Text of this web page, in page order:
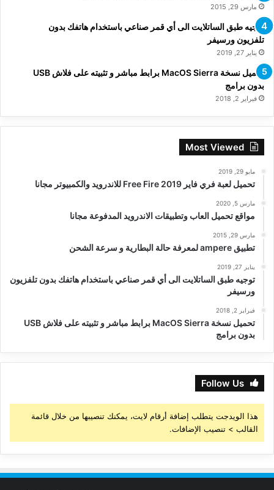
مارس 29, 2015
توجيه طبق الساتلايت الى أي قمر صناعي باستخدام هاتفك بدون
تلفزيون ورسيفر
يناير 27, 2019
تحميل نسخة MacOS Sierra برابط مباشر و تثبيته على فلاش USB
بدون برامج
فبراير 2, 2018
Most Viewed
مايو 29, 2019
تحميل لعبة فري فاير Free Fire 2019 للاندرويد والكمبيوتر مجانا
مارس 5, 2020
مواقع تحميل العاب وتطبيقات الاندرويد المدفوعة مجانا
مارس 29, 2015
تطبيق ampere لمعرفة حالة البطارية و سرعة الشحن
يناير 27, 2019
توجيه طبق الساتلايت الى أي قمر صناعي باستخدام هاتفك بدون تلفزيون
ورسيفر
فبراير 2, 2018
تحميل نسخة MacOS Sierra برابط مباشر و تثبيته على فلاش USB
بدون برامج
Follow Us
هذا الويدجت يتطلب إضافة أرقام لايت، يمكنك تنصيبها من خلال قائمة
القالب > تنصيب الإضافات.